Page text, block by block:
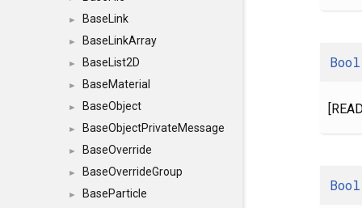
► BaseLink
► BaseLinkArray
► BaseList2D
► BaseMaterial
► BaseObject
► BaseObjectPrivateMessage
► BaseOverride
► BaseOverrideGroup
► BaseParticle
Bool
Bool